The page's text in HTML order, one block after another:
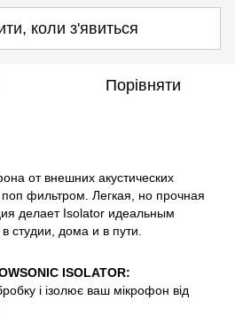
коли з'явиться
Порівняти
от внешних акустических
фильтром. Легкая, но прочная
делает Isolator идеальным
студии, дома и в пути.
ISOLATOR:
і ізолює ваш мікрофон від